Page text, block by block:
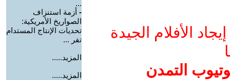
الأفلام الجيدة
التمدن
...
- أزمة استنزاف
الصواريخ الأمريكية:
تحديات الإنتاج المستدام
تفر ...
المزيد.....
المزيد.....